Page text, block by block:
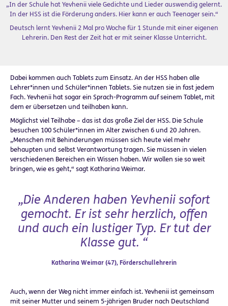
„In der Schule hat Yevhenii viele Gedichte und Lieder auswendig gelernt.
In der HSS ist die Förderung anders. Hier kann er auch Teenager sein.“
Deutsch lernt Yevhenii 2 Mal pro Woche für 1 Stunde mit einer eigenen
Lehrerin. Den Rest der Zeit hat er mit seiner Klasse Unterricht.
Dabei kommen auch Tablets zum Einsatz. An der HSS haben alle
Lehrer*innen und Schüler*innen Tablets. Sie nutzen sie in fast jedem
Fach. Yevhenii hat sogar ein Sprach-Programm auf seinem Tablet, mit
dem er übersetzen und teilhaben kann.
Möglichst viel Teilhabe – das ist das große Ziel der HSS. Die Schule
besuchen 100 Schüler*innen im Alter zwischen 6 und 20 Jahren.
„Menschen mit Behinderungen müssen sich heute viel mehr
behaupten und selbst Verantwortung tragen. Sie müssen in vielen
verschiedenen Bereichen ein Wissen haben. Wir wollen sie so weit
bringen, wie es geht,“ sagt Katharina Weimar.
„Die Anderen haben Yevhenii sofort
gemocht. Er ist sehr herzlich, offen
und auch ein lustiger Typ. Er tut der
Klasse gut. “
Katharina Weimar (47), Förderschullehrerin
Auch, wenn der Weg nicht immer einfach ist. Yevhenii ist gemeinsam
mit seiner Mutter und seinem 5-jährigen Bruder nach Deutschland